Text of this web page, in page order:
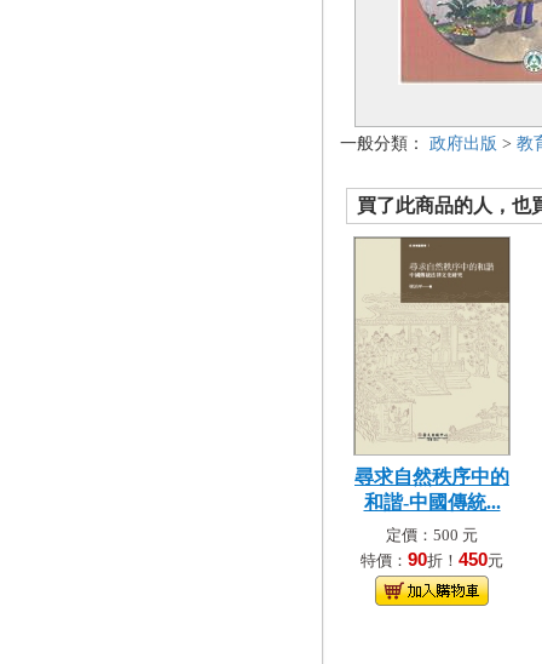
一般分類： 政府出版 > 教
買了此商品的人，也
尋求自然秩序中的
和諧-中國傳統...
定價：500 元
特價： 90折！ 450元